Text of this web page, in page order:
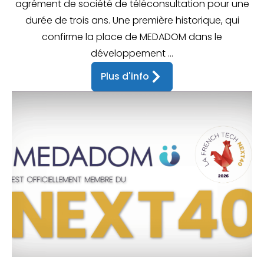
agrément de société de téléconsultation pour une
durée de trois ans. Une première historique, qui
confirme la place de MEDADOM dans le
développement ...
Plus d'info